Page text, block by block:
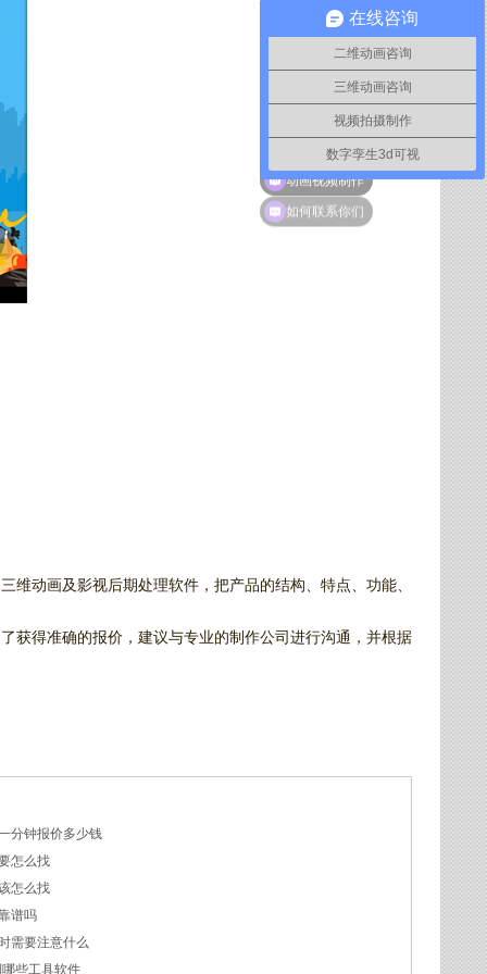
维动画及影视后期处理软件，‌把产品的结构、‌特点、‌功能、‌
获得准确的报价，‌建议与专业的制作公司进行沟通，‌并根据
分钟报价多少钱
怎么找
怎么找
谱吗
需要注意什么
些工具软件
在线咨询
二维动画咨询
三维动画咨询
视频拍摄制作
数字孪生3d可视
动画视频制作